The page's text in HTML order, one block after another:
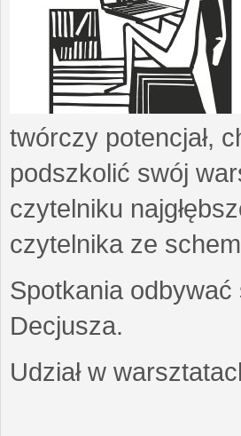
twórczy potencjał,
podszkolić swój
czytelniku
czytelnika ze
Spotkania
Decjusza.
Udział w